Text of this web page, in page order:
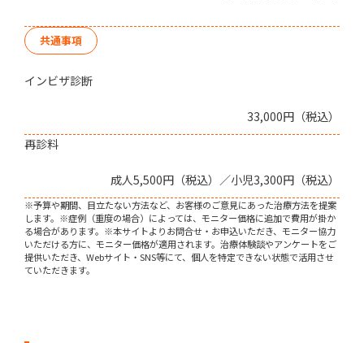
共通事項
インビザ診断
33,000円（税込）
再診料
成人5,500円（税込）／小児3,300円（税込）
※予算や期間、目立たない方法など、お客様のご意見にあった治療方法を提案
します。※症例（重度の場合）によっては、モニター価格に追加で費用が掛か
る場合があります。※本サイトよりお問合せ・お申込いただき、モニター協力
いただける方に、モニター価格が適用されます。治療体験談やアンケートをご
提供いただき、Webサイト・SNS等にて、個人を特定できない状態で活用させ
ていただきます。